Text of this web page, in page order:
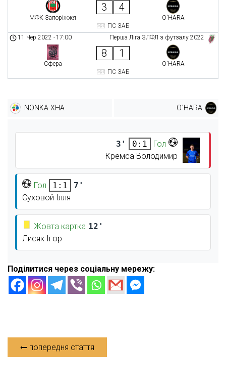
МФК Запоріжжя
3 4
O`HARA
ПС ЗАБ
Перша Ліга ЗЛФЛ з футзалу 2022
11 Чер 2022 -17:00
Сфера
8 1
O`HARA
ПС ЗАБ
NONKA-ХНА O`HARA
3' 0:1
Гол
Кремса Володимир
Гол 1:1
7'
Суховой Ілля
Жовта картка 12'
Лисяк Ігор
Поділитися через соціальну мережу:
попередня стаття